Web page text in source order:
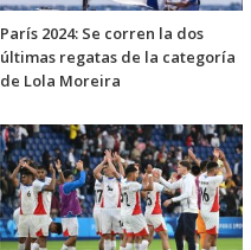
París 2024: Se corren la dos
últimas regatas de la categoría
de Lola Moreira